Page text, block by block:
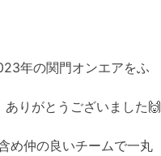
年の関門オンエアをふ
りがとうございました🙌
め仲の良いチームで一丸